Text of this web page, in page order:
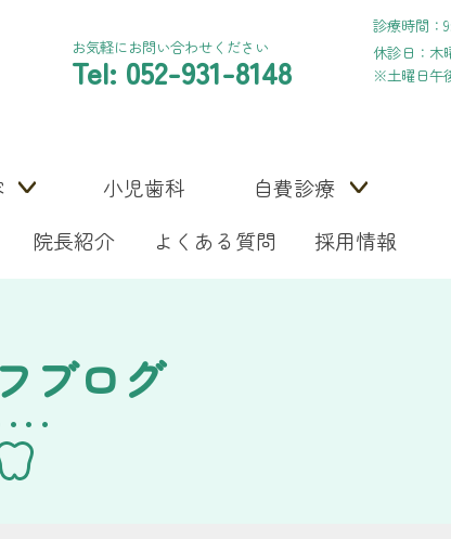
お気軽にお問い合わせください
Tel: 052-931-8148
診療時間：
休診日：木
※土曜日午
小児歯科
自費診療
院長紹介 よくある質問 採用情報
ブログ